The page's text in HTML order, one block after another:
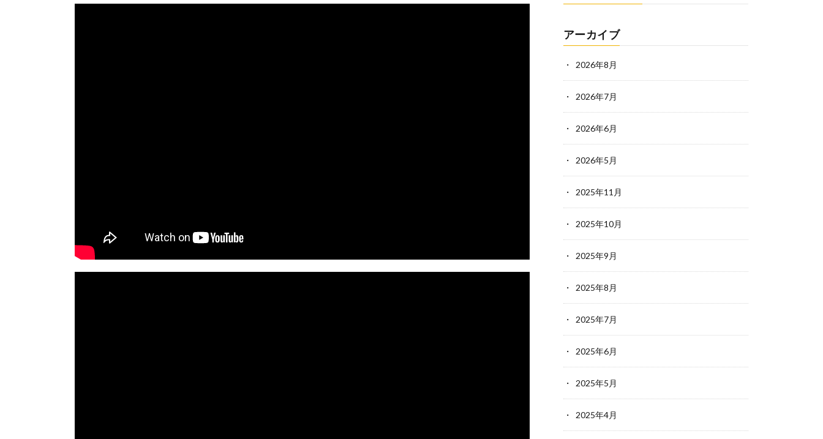
アーカイブ
2026年8月
2026年7月
2026年6月
2026年5月
2025年11月
2025年10月
2025年9月
2025年8月
2025年7月
2025年6月
2025年5月
2025年4月